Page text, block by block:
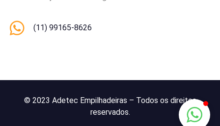
(11) 99165-8626
© 2023 Adetec Empilhadeiras – Todos os direitos
reservados.